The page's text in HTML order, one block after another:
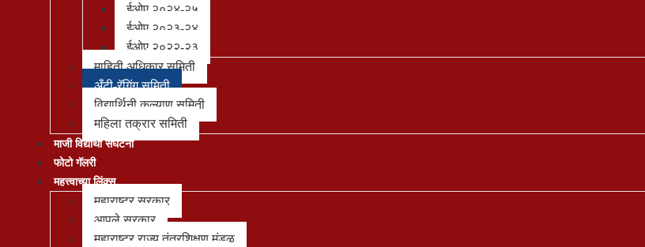
ईओए २०२४-२५
ईओए २०२३-२४
ईओए २०२२-२३
माहिती अधिकार समिती
अँटी-रॅगिंग समिती
विद्यार्थिनी कल्याण समिती
महिला तक्रार समिती
माजी विद्यार्थी संघटना
फोटो गॅलरी
महत्त्वाच्या लिंक्स
महाराष्ट्र सरकार
आपले सरकार
महाराष्ट्र राज्य तंत्रशिक्षण मंडळ